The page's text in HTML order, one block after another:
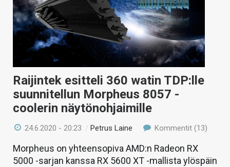
KAUPPA
VAIHDA TEEMA
HAKU
Raijintek esitteli 360 watin TDP:lle
suunnitellun Morpheus 8057 -
coolerin näytönohjaimille
24.6.2020 - 20:23 /Petrus Laine Kommentit (13)
Morpheus on yhteensopiva AMD:n Radeon RX
5000 -sarjan kanssa RX 5600 XT -mallista ylöspäin